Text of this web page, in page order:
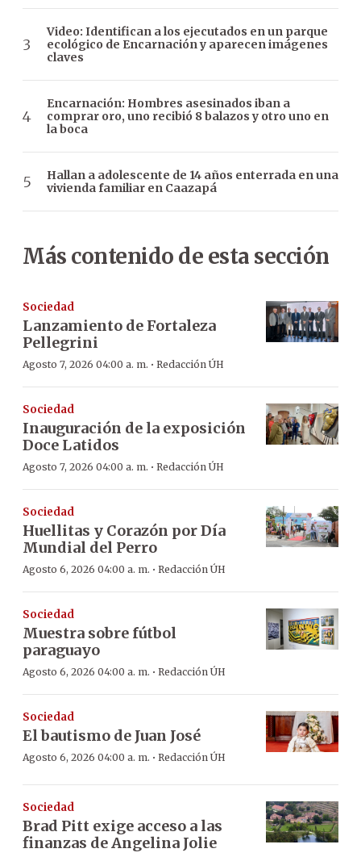
Video: Identifican a los ejecutados en un parque
ecológico de Encarnación y aparecen imágenes
claves
Encarnación: Hombres asesinados iban a
comprar oro, uno recibió 8 balazos y otro uno en
la boca
Hallan a adolescente de 14 años enterrada en una
vivienda familiar en Caazapá
Más contenido de esta sección
Sociedad
Lanzamiento de Fortaleza
Pellegrini
Agosto 7, 2026 04:00 a. m. · Redacción ÚH
Sociedad
Inauguración de la exposición
Doce Latidos
Agosto 7, 2026 04:00 a. m. · Redacción ÚH
Sociedad
Huellitas y Corazón por Día
Mundial del Perro
Agosto 6, 2026 04:00 a. m. · Redacción ÚH
Sociedad
Muestra sobre fútbol
paraguayo
Agosto 6, 2026 04:00 a. m. · Redacción ÚH
Sociedad
El bautismo de Juan José
Agosto 6, 2026 04:00 a. m. · Redacción ÚH
Sociedad
Brad Pitt exige acceso a las
finanzas de Angelina Jolie